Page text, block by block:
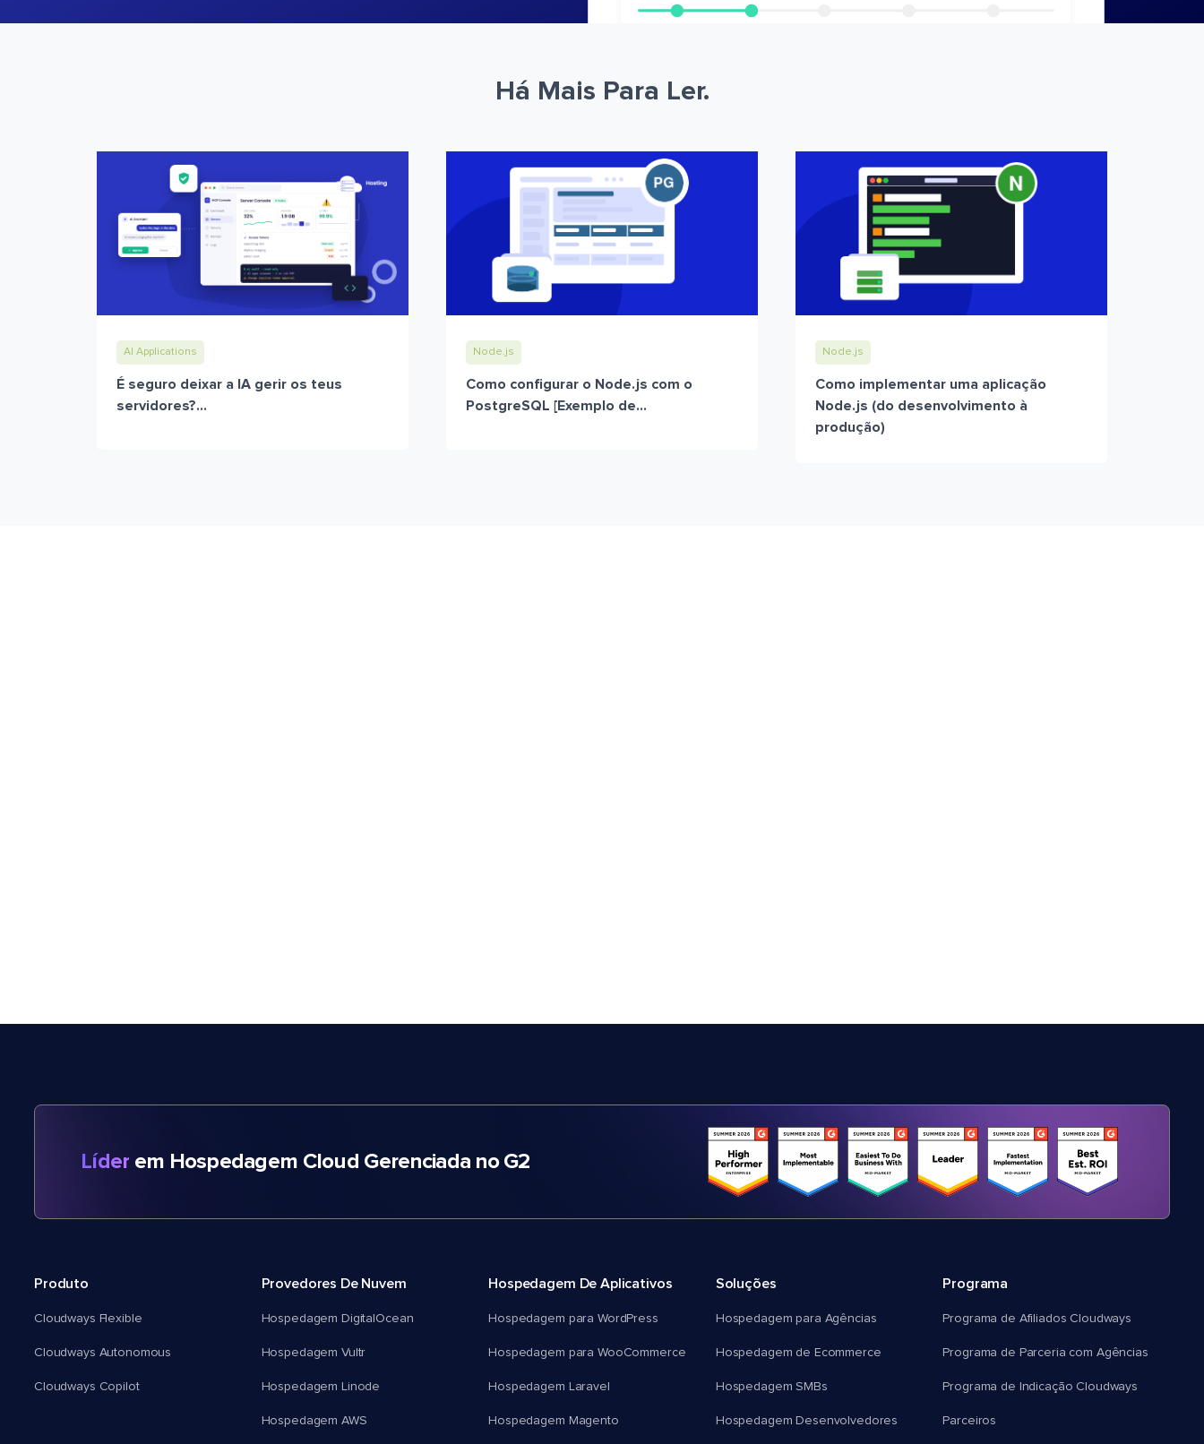
Há Mais Para Ler.
AI Applications
É seguro deixar a IA gerir os teus
servidores?...
Node.js
Como configurar o Node.js com o
PostgreSQL [Exemplo de...
Node.js
Como implementar uma aplicação
Node.js (do desenvolvimento à
produção)
Líder em Hospedagem Cloud Gerenciada no G2
Produto
Cloudways Flexible
Cloudways Autonomous
Cloudways Copilot
Provedores De Nuvem
Hospedagem DigitalOcean
Hospedagem Vultr
Hospedagem Linode
Hospedagem AWS
Hospedagem De Aplicativos
Hospedagem para WordPress
Hospedagem para WooCommerce
Hospedagem Laravel
Hospedagem Magento
Soluções
Hospedagem para Agências
Hospedagem de Ecommerce
Hospedagem SMBs
Hospedagem Desenvolvedores
Programa
Programa de Afiliados Cloudways
Programa de Parceria com Agências
Programa de Indicação Cloudways
Parceiros